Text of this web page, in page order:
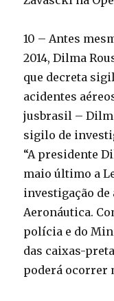
10 – Antes
2014, Dilma
que decreta
acidentes
jusbrasil –
sigilo de
“A presidente
maio último a
investigação
Aeronáutica.
polícia e do
das caixas-
poderá ocorrer